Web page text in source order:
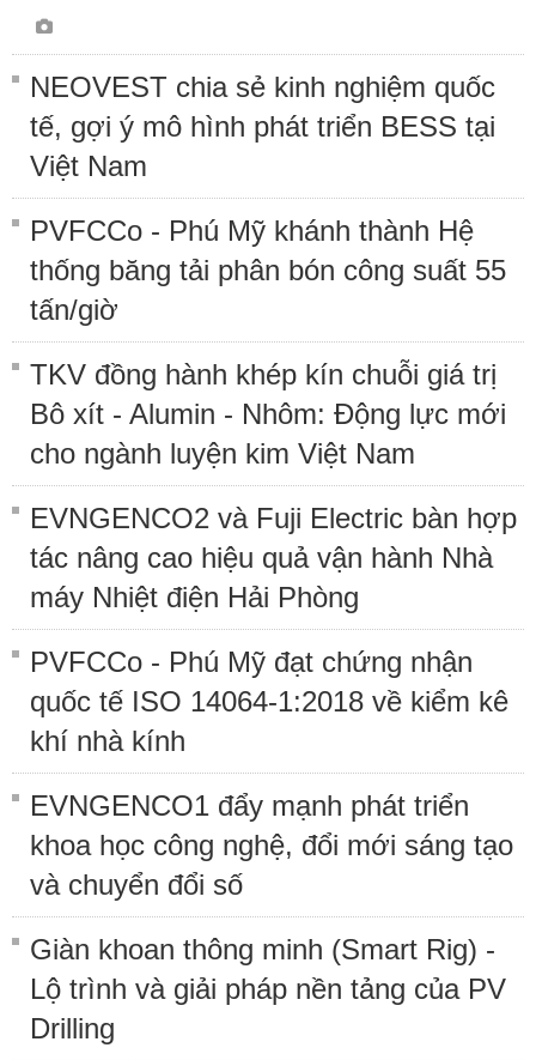
NEOVEST chia sẻ kinh nghiệm quốc
tế, gợi ý mô hình phát triển BESS tại
Việt Nam
PVFCCo - Phú Mỹ khánh thành Hệ
thống băng tải phân bón công suất 55
tấn/giờ
TKV đồng hành khép kín chuỗi giá trị
Bô xít - Alumin - Nhôm: Động lực mới
cho ngành luyện kim Việt Nam
EVNGENCO2 và Fuji Electric bàn hợp
tác nâng cao hiệu quả vận hành Nhà
máy Nhiệt điện Hải Phòng
PVFCCo - Phú Mỹ đạt chứng nhận
quốc tế ISO 14064-1:2018 về kiểm kê
khí nhà kính
EVNGENCO1 đẩy mạnh phát triển
khoa học công nghệ, đổi mới sáng tạo
và chuyển đổi số
Giàn khoan thông minh (Smart Rig) -
Lộ trình và giải pháp nền tảng của PV
Drilling